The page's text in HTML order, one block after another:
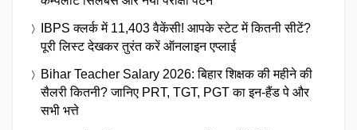
IBPS क्लर्क में 11,403 वैकेंसी! आपके स्टेट में कितनी सीटें?
पूरी लिस्ट देखकर तुरंत करें ऑनलाइन एप्लाई
Bihar Teacher Salary 2026: बिहार शिक्षक की महीने की
सैलरी कितनी? जानिए PRT, TGT, PGT का इन-हैंड पे और
सभी भत्ते